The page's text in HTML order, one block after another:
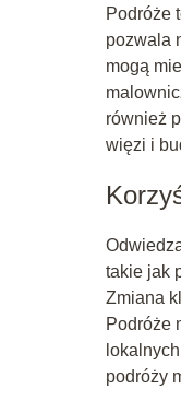
Podróże
pozwala
mogą
również
więzi i
takie jak
Zmiana
Podróże
podróży